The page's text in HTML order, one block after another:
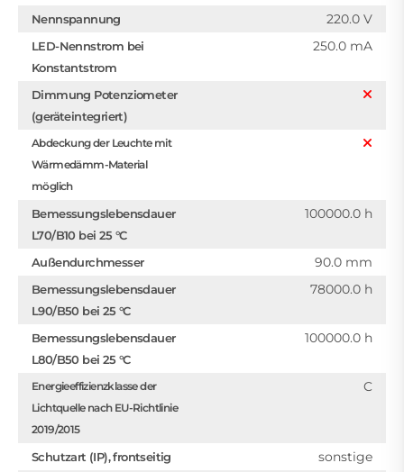
Nennspannung 220.0 V
LED-Nennstrom bei
Konstantstrom
250.0 mA
Dimmung Potenziometer
(geräteintegriert)
Abdeckung der Leuchte mit
Wärmedämm-Material
möglich
Bemessungslebensdauer
L70/B10 bei 25 °C
100000.0 h
Außendurchmesser 90.0 mm
Bemessungslebensdauer
L90/B50 bei 25 °C
78000.0 h
Bemessungslebensdauer
L80/B50 bei 25 °C
100000.0 h
Energieeffizienzklasse der
Lichtquelle nach EU-Richtlinie
2019/2015
C
Schutzart (IP), frontseitig sonstige